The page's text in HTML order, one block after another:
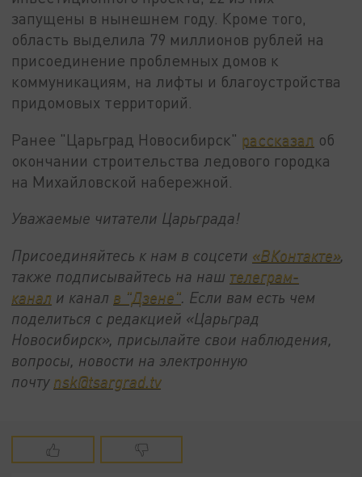
запущены в нынешнем году. Кроме того,
область выделила 79 миллионов рублей на
присоединение проблемных домов к
коммуникациям, на лифты и благоустройства
придомовых территорий.
Ранее "Царьград Новосибирск" рассказал об
окончании строительства ледового городка
на Михайловской набережной.
Уважаемые читатели Царьграда!
Присоединяйтесь к нам в соцсети «ВКонтакте»,
также подписывайтесь на наш телеграм-
канал и канал в "Дзене". Если вам есть чем
поделиться с редакцией «Царьград
Новосибирск», присылайте свои наблюдения,
вопросы, новости на электронную
почту nsk@tsargrad.tv